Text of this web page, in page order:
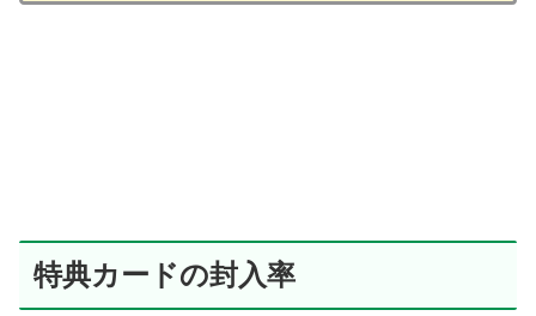
特典カードの封入率